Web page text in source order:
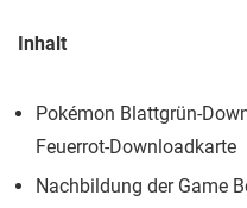
Inhalt
Pokémon Blattgrün-
Feuerrot-Downloadkarte
Nachbildung der Game